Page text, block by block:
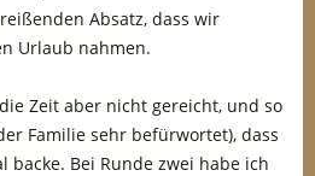
Absatz, dass wir
Urlaub nahmen.
Zeit aber nicht gereicht, und so
Familie sehr befürwortet), dass
backe. Bei Runde zwei habe ich